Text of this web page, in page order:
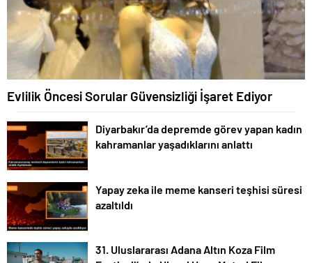
Evlilik Öncesi Sorular Güvensizliği İşaret Ediyor
Diyarbakır’da depremde görev yapan kadın
kahramanlar yaşadıklarını anlattı
Yapay zeka ile meme kanseri teşhisi süresi
azaltıldı
31. Uluslararası Adana Altın Koza Film